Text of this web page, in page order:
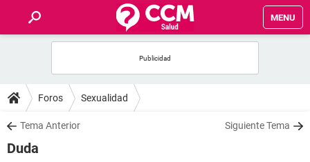
MENU
FOROS
SALUD
Foros Sexualidad
Tema Anterior Siguiente Tema
Duda